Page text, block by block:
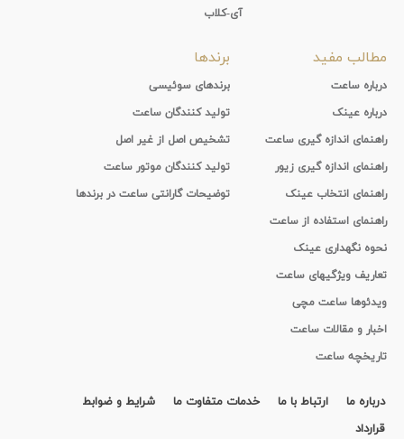
آی-کلاب
مطالب مفید
درباره ساعت
درباره عینک
راهنمای اندازه گیری ساعت
راهنمای اندازه گیری زیور
راهنمای انتخاب عینک
راهنمای استفاده از ساعت
نحوه نگهداری عینک
تعاریف ویژگیهای ساعت
ویدئوها ساعت مچی
اخبار و مقالات ساعت
تاریخچه ساعت
برندها
برندهای سوئیسی
تولید کنندگان ساعت
تشخیص اصل از غیر اصل
تولید کنندگان موتور ساعت
توضیحات گارانتی ساعت در برندها
درباره ما ارتباط با ما خدمات متفاوت ما
شرایط و ضوابط
قرارداد